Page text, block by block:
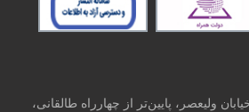
ولیعصر، پایین‌تر از چهارراه طالقانی،